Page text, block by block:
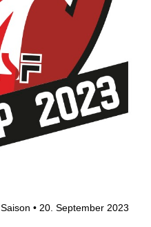
Saison • 20. September 2023